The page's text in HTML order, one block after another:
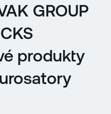
GROUP
produkty